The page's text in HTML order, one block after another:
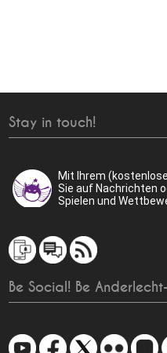
Stay in touch!
Mit Ihrem
Sie auf Nachrichten
Spielen und
Be Social! Be